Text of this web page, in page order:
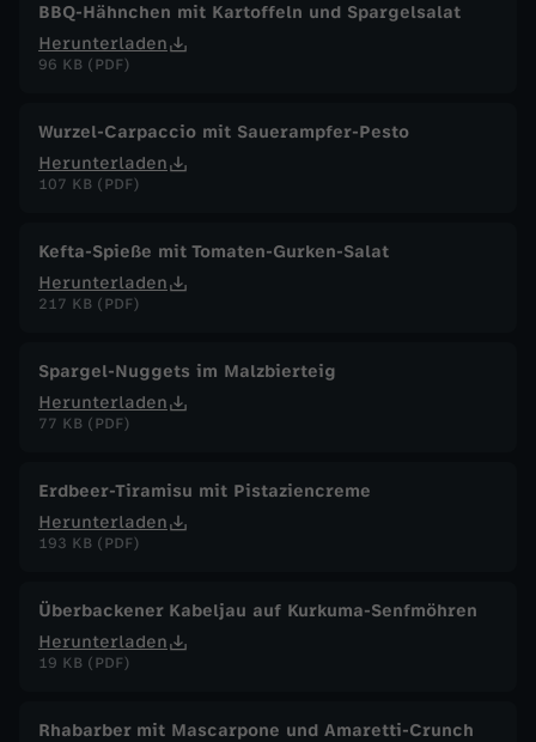
BBQ-Hähnchen mit Kartoffeln und Spargelsalat
Herunterladen
96 KB (PDF)
Wurzel-Carpaccio mit Sauerampfer-Pesto
Herunterladen
107 KB (PDF)
Kefta-Spieße mit Tomaten-Gurken-Salat
Herunterladen
217 KB (PDF)
Spargel-Nuggets im Malzbierteig
Herunterladen
77 KB (PDF)
Erdbeer-Tiramisu mit Pistaziencreme
Herunterladen
193 KB (PDF)
Überbackener Kabeljau auf Kurkuma-Senfmöhren
Herunterladen
19 KB (PDF)
Rhabarber mit Mascarpone und Amaretti-Crunch